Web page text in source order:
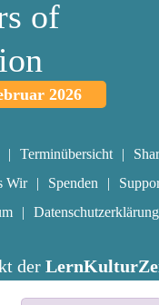
of
2026
Terminübersicht
Wir
Spenden
Datenschutzerklärung
der